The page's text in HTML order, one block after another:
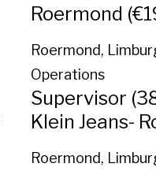
Roermond
Roermond,
Operations
Supervisor
Klein Jeans-
Roermond,